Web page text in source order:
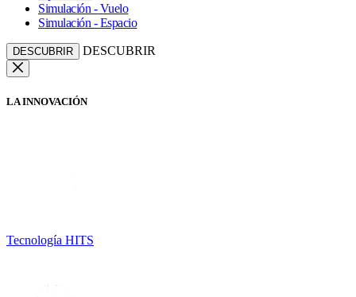
Simulación - Vuelo
Simulación - Espacio
DESCUBRIR DESCUBRIR
LA INNOVACIÓN
Tecnología HITS